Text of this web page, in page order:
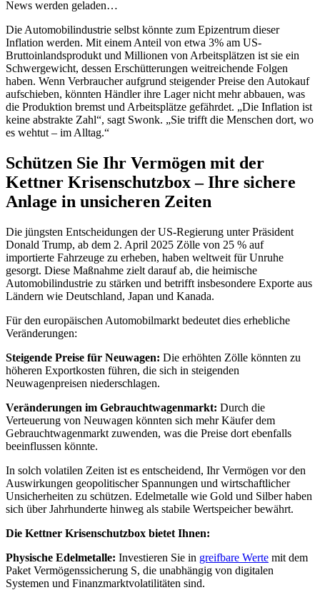
News werden geladen…
Die Automobilindustrie selbst könnte zum Epizentrum dieser
Inflation werden. Mit einem Anteil von etwa 3% am US-
Bruttoinlandsprodukt und Millionen von Arbeitsplätzen ist sie ein
Schwergewicht, dessen Erschütterungen weitreichende Folgen
haben. Wenn Verbraucher aufgrund steigender Preise den Autokauf
aufschieben, könnten Händler ihre Lager nicht mehr abbauen, was
die Produktion bremst und Arbeitsplätze gefährdet. „Die Inflation ist
keine abstrakte Zahl“, sagt Swonk. „Sie trifft die Menschen dort, wo
es wehtut – im Alltag.“
Schützen Sie Ihr Vermögen mit der
Kettner Krisenschutzbox – Ihre sichere
Anlage in unsicheren Zeiten
Die jüngsten Entscheidungen der US-Regierung unter Präsident
Donald Trump, ab dem 2. April 2025 Zölle von 25 % auf
importierte Fahrzeuge zu erheben, haben weltweit für Unruhe
gesorgt. Diese Maßnahme zielt darauf ab, die heimische
Automobilindustrie zu stärken und betrifft insbesondere Exporte aus
Ländern wie Deutschland, Japan und Kanada.
Für den europäischen Automobilmarkt bedeutet dies erhebliche
Veränderungen:​
Steigende Preise für Neuwagen: Die erhöhten Zölle könnten zu
höheren Exportkosten führen, die sich in steigenden
Neuwagenpreisen niederschlagen.​
Veränderungen im Gebrauchtwagenmarkt: Durch die
Verteuerung von Neuwagen könnten sich mehr Käufer dem
Gebrauchtwagenmarkt zuwenden, was die Preise dort ebenfalls
beeinflussen könnte.​
In solch volatilen Zeiten ist es entscheidend, Ihr Vermögen vor den
Auswirkungen geopolitischer Spannungen und wirtschaftlicher
Unsicherheiten zu schützen. Edelmetalle wie Gold und Silber haben
sich über Jahrhunderte hinweg als stabile Wertspeicher bewährt.​
Die Kettner Krisenschutzbox bietet Ihnen:
Physische Edelmetalle: Investieren Sie in greifbare Werte mit dem
Paket Vermögenssicherung S, die unabhängig von digitalen
Systemen und Finanzmarktvolatilitäten sind.​